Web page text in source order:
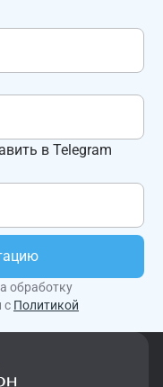
в Telegram
обработку
с Политикой